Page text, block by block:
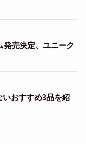
発売決定、ユニーク
いおすすめ3品を紹